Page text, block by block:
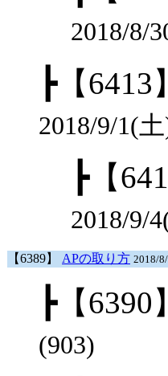
2018/8/
┣【6413】
2018/9/1(
┣【
2018/9/
【6389】 APの取り方 2018/
┣【6390】
(903)